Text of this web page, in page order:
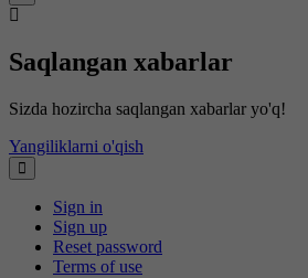
Saqlangan xabarlar
Sizda hozircha saqlangan xabarlar yo'q!
Yangiliklarni o'qish
Sign in
Sign up
Reset password
Terms of use